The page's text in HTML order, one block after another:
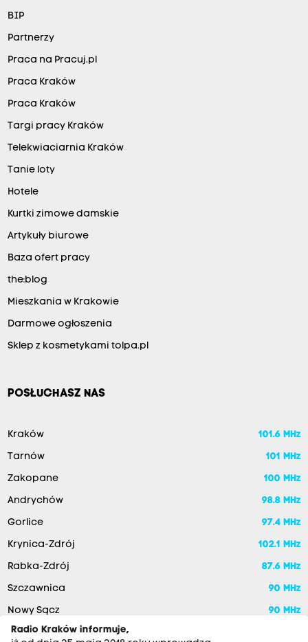
BIP
Partnerzy
Praca na Pracuj.pl
Praca Kraków
Praca Kraków
Targi pracy Kraków
Telekwiaciarnia Kraków
Tanie loty
Hotele
Kurtki zimowe damskie
Artykuły biurowe
Baza ofert pracy
the:blog
Mieszkania w Krakowie
Darmowe ogłoszenia
Sklep z kosmetykami tolpa.pl
POSŁUCHASZ NAS
Kraków 101.6 MHz
Tarnów 101 MHz
Zakopane 100 MHz
Andrychów 98.8 MHz
Gorlice 97.4 MHz
Krynica-Zdrój 102.1 MHz
Rabka-Zdrój 87.6 MHz
Szczawnica 90 MHz
Nowy Sącz
90 MHz
Radio Kraków informuje,